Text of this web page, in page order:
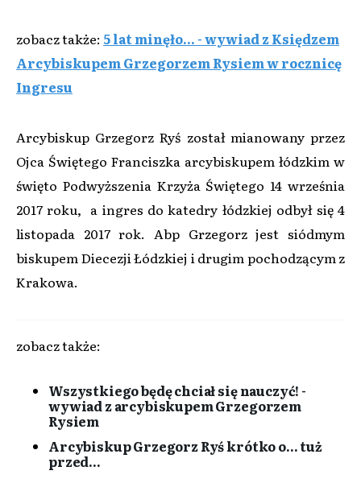
zobacz także: 5 lat minęło... - wywiad z Księdzem
Arcybiskupem Grzegorzem Rysiem w rocznicę
Ingresu
Arcybiskup Grzegorz Ryś został mianowany przez
Ojca Świętego Franciszka arcybiskupem łódzkim w
święto Podwyższenia Krzyża Świętego 14 września
2017 roku, a ingres do katedry łódzkiej odbył się 4
listopada 2017 rok. Abp Grzegorz jest siódmym
biskupem Diecezji Łódzkiej i drugim pochodzącym z
Krakowa.
zobacz także:
Wszystkiego będę chciał się nauczyć! -
wywiad z arcybiskupem Grzegorzem
Rysiem
Arcybiskup Grzegorz Ryś krótko o... tuż
przed...